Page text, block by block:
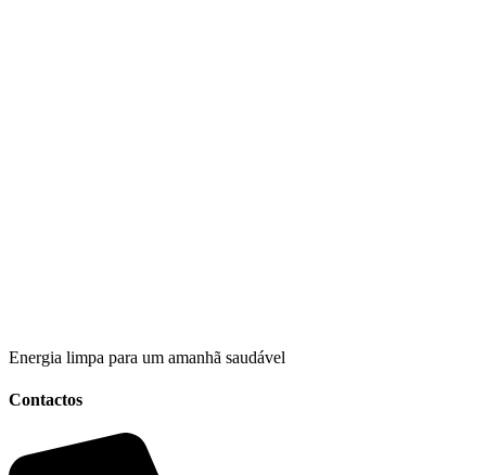
Energia limpa para um amanhã saudável
Contactos